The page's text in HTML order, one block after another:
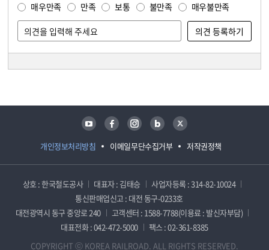
매우만족 만족 보통 불만족 매우불만족
개인정보처리방침 이메일무단수집거부 저작권정책
유튜브 페이스북 인스타그램 블로그 트위터
상호 : 한국철도공사 대표자 : 김태승
사업자등록 : 314-82-10024
통신판매업신고 : 대전 동구-0233호
대전광역시 동구 중앙로 240
고객센터 : 1588-7788(이용료 : 발신자부담)
대표전화 : 042-472-5000
팩스 : 02-361-8385
COPYRIGHT ⓒ KOREA RAILROAD. ALL RIGHTS RESERVED.